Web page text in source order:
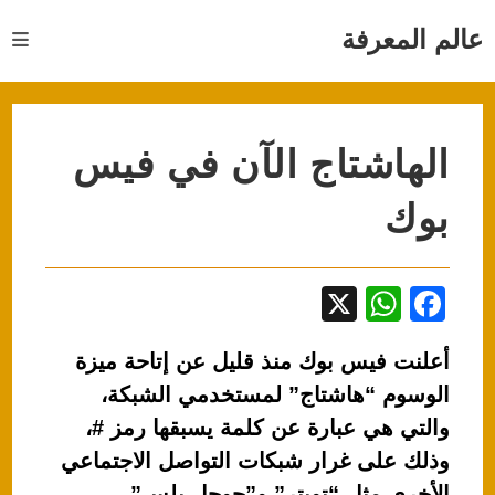
عالم المعرفة
الهاشتاج الآن في فيس
بوك
F
c
e
b
o
W
at
s
A
p
أعلنت فيس بوك منذ قليل عن إتاحة ميزة
الوسوم “هاشتاج” لمستخدمي الشبكة،
والتي هي عبارة عن كلمة يسبقها رمز #،
وذلك على غرار شبكات التواصل الاجتماعي